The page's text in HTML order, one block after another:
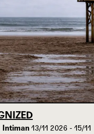
Intiman 13/11 2026 - 15/11